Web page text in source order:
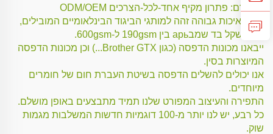
מתקדם: פתרון מקיף אחד-לכל-הצרכים ODM/OEM
בדי באיכות גבוהה זהה למותגי הביגוד הבינלאומיים המובילים,
עם משקל בד שמבарь בין 190gsm ל-600gsm.
ייבאנו מכונות הדפסה (כגון Brother GTX...) וכן מכונות הדפסה
המיוצרות בסין.
אנו יכולים להשלים הדפסה בשיטת העברת חום של חומרים
מיוחדים.
התפירה והעיצוב המפורט שלנו תמיד מתבצעים באופן מושלם.
כל רבע, יש לנו יותר מ-100 דוגמיות חדשות המשלבות מגמות
שוק.